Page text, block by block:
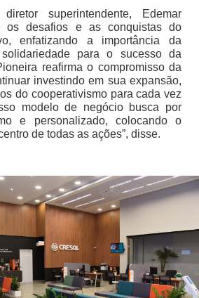
superintendente, Edemar
os desafios e as conquistas do
enfatizando a importância da
para o sucesso da
reafirma o compromisso da
investindo em sua expansão,
do cooperativismo para cada vez
modelo de negócio busca por
e personalizado, colocando o
de todas as ações”, disse.